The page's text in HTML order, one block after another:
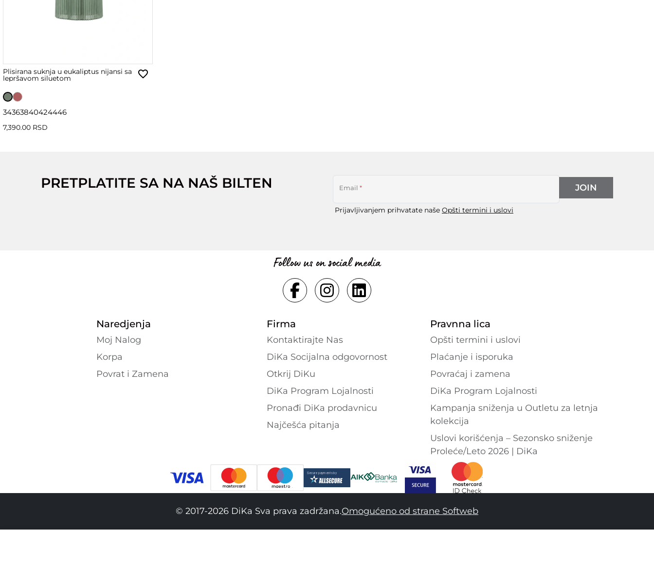
Plisirana suknja u eukaliptus nijansi sa
lepršavom siluetom
34363840424446
7,390.00 RSD
PRETPLATITE SA NA NAŠ BILTEN Email *
Prijavljivanjem prihvatate naše Opšti termini i uslovi
JOIN
Follow us on social media
Naredjenja
Moj Nalog
Korpa
Povrat i Zamena
Firma
Kontaktirajte Nas
DiKa Socijalna odgovornost
Otkrij DiKu
DiKa Program Lojalnosti
Pronađi DiKa prodavnicu
Najčešća pitanja
Pravnna lica
Opšti termini i uslovi
Plaćanje i isporuka
Povraćaj i zamena
DiKa Program Lojalnosti
Kampanja sniženja u Outletu za letnja
kolekcija
Uslovi korišćenja – Sezonsko sniženje
Proleće/Leto 2026 | DiKa
© 2017-2026 DiKa Sva prava zadržana.Omogućeno od strane Softweb